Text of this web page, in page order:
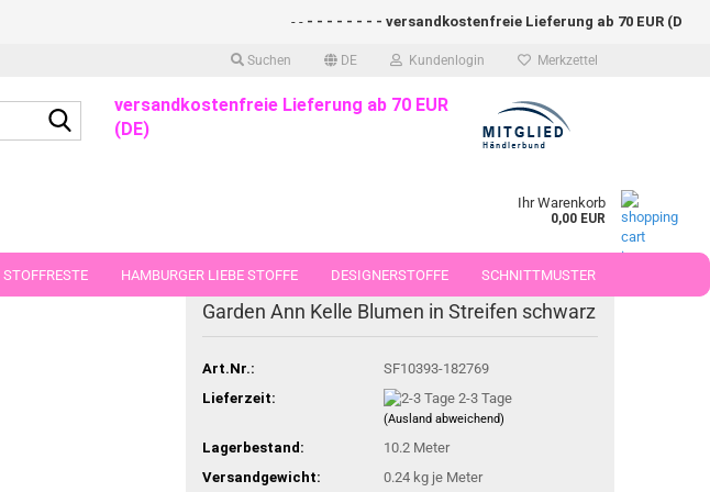
Suchen DE Kundenlogin Merkzettel
- - - - - - - - versandkostenfreie Lieferung ab 70 EUR (DE)-
Suche...versandkostenfreie Lieferung ab 70 EUR
(DE)
Ihr Warenkorb
0,00 EUR
STOFFRESTE HAMBURGER LIEBE STOFFE DESIGNERSTOFFE SCHNITTMUSTER
STOFFE IN STÜCKEN VON 25 UND 50 CMGarden Ann Kelle Blumen in Streifen schwarz
Art.Nr.:
SF10393-182769
Lieferzeit:
2-3 Tage
(Ausland abweichend)
Lagerbestand: 10.2 Meter
Versandgewicht:
0.24 kg je Meter